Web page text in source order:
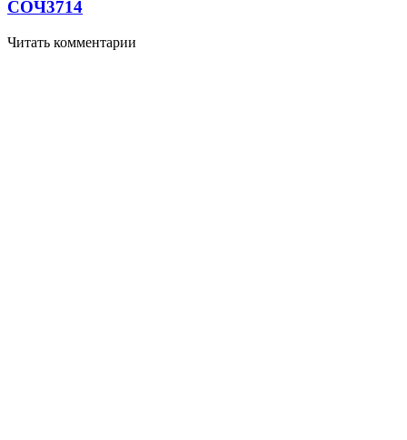
СОЧ3714
Читать комментарии